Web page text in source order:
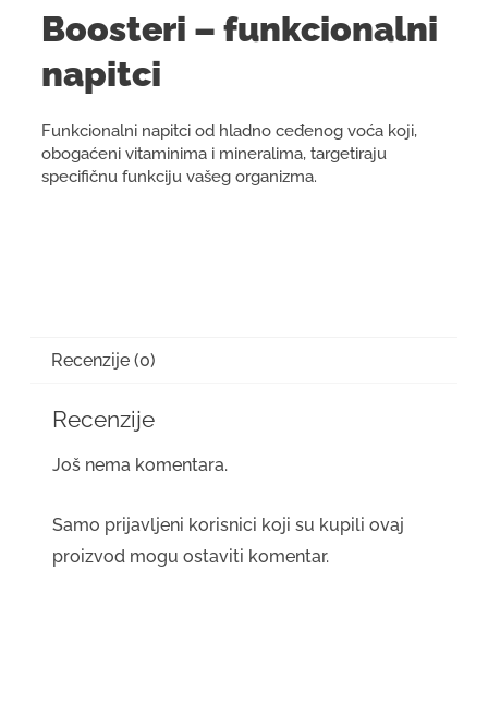
Boosteri – funkcionalni
napitci
Funkcionalni napitci od hladno ceđenog voća koji,
obogaćeni vitaminima i mineralima, targetiraju
specifičnu funkciju vašeg organizma.
Recenzije (0)
Recenzije
Još nema komentara.
Samo prijavljeni korisnici koji su kupili ovaj
proizvod mogu ostaviti komentar.